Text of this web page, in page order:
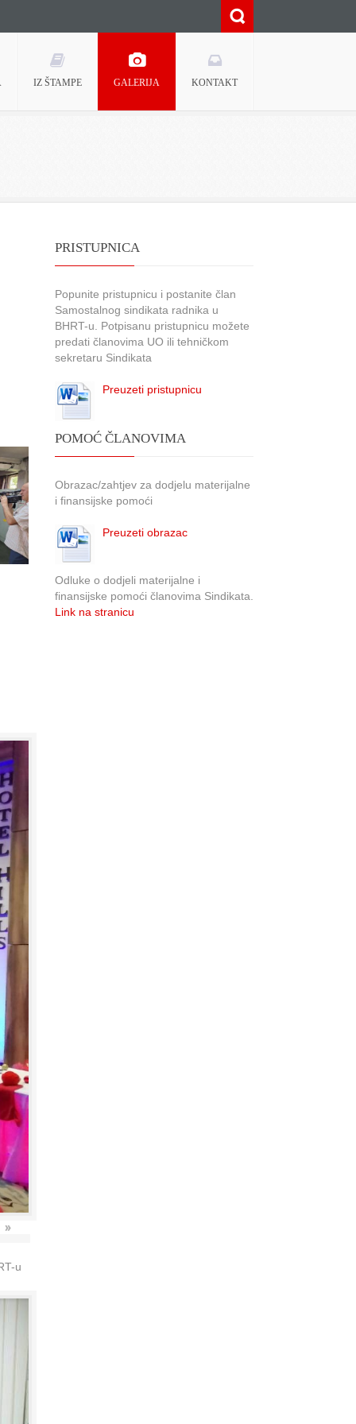
IZ ŠTAMPE GALERIJA KONTAKT
»
u
PRISTUPNICA
Popunite pristupnicu i postanite član
Samostalnog sindikata radnika u
BHRT-u. Potpisanu pristupnicu možete
predati članovima UO ili tehničkom
sekretaru Sindikata
Preuzeti pristupnicu
POMOĆ ČLANOVIMA
Obrazac/zahtjev za dodjelu materijalne
i finansijske pomoći
Preuzeti obrazac
Odluke o dodjeli materijalne i
finansijske pomoći članovima Sindikata.
Link na stranicu